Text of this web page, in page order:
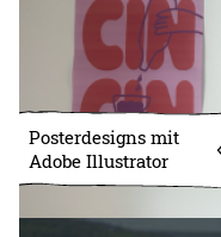
Posterdesigns mit
Adobe Illustrator